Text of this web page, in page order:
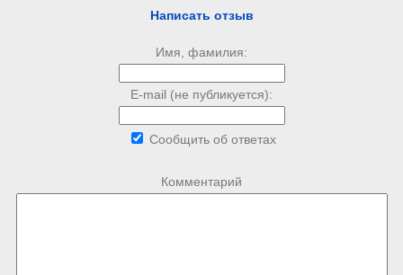
Написать отзыв
Имя, фамилия:
E-mail (не публикуется):
Сообщить об ответах
Комментарий